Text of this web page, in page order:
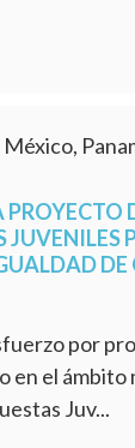
JUVENILES
DE
por
en el ámbito
Juv...